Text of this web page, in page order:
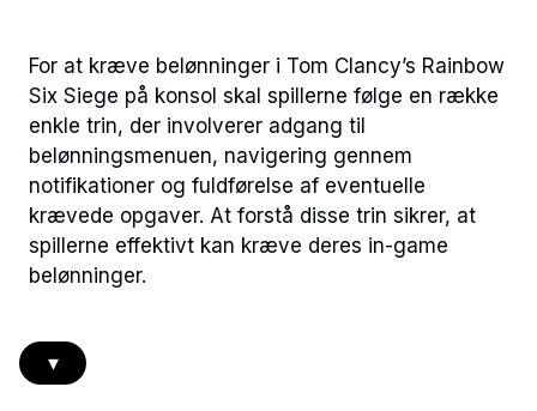
For at kræve belønninger i Tom Clancy’s Rainbow
Six Siege på konsol skal spillerne følge en række
enkle trin, der involverer adgang til
belønningsmenuen, navigering gennem
notifikationer og fuldførelse af eventuelle
krævede opgaver. At forstå disse trin sikrer, at
spillerne effektivt kan kræve deres in-game
belønninger.
▾